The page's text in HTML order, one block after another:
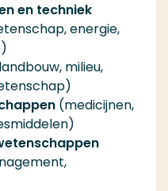
en techniek
energie,
milieu,
(medicijnen,